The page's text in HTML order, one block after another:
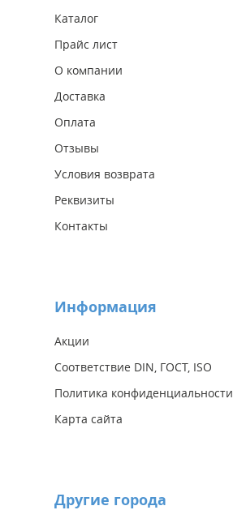
Каталог
Прайс лист
О компании
Доставка
Оплата
Отзывы
Условия возврата
Реквизиты
Контакты
Информация
Акции
Соответствие DIN, ГОСТ, ISO
Политика конфиденциальности
Карта сайта
Другие города